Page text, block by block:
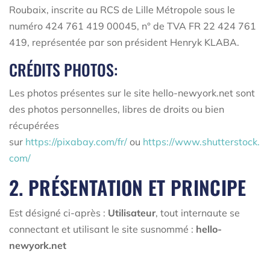
Roubaix, inscrite au RCS de Lille Métropole sous le
numéro 424 761 419 00045, n° de TVA FR 22 424 761
419, représentée par son président Henryk KLABA.
CRÉDITS PHOTOS:
Les photos présentes sur le site hello-newyork.net sont
des photos personnelles, libres de droits ou bien
récupérées
sur https://pixabay.com/fr/ ou https://www.shutterstock.
com/
2. PRÉSENTATION ET PRINCIPE
Est désigné ci-après : Utilisateur, tout internaute se
connectant et utilisant le site susnommé : hello-
newyork.net